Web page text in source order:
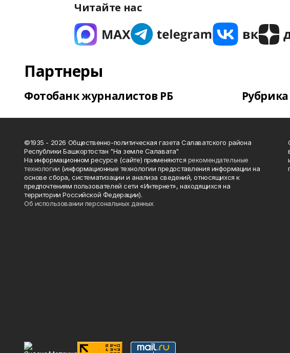
Читайте нас
Партнеры
Фотобанк журналистов РБ
©1935 - 2026 Общественно-политическая газета Салаватского района
Республики Башкортостан "На земле Салавата"
На информационном ресурсе (сайте) применяются рекомендательные
технологии (информационные технологии предоставления информации на
основе сбора, систематизации и анализа сведений, относящихся к
предпочтениям пользователей сети «Интернет», находящихся на
территории Российской Федерации).
Об использовании персональных данных